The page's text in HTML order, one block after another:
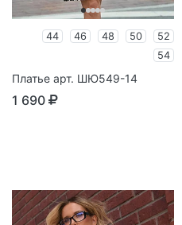
44 46 48 50
52
54
Платье арт. ШЮ549-14
1 690